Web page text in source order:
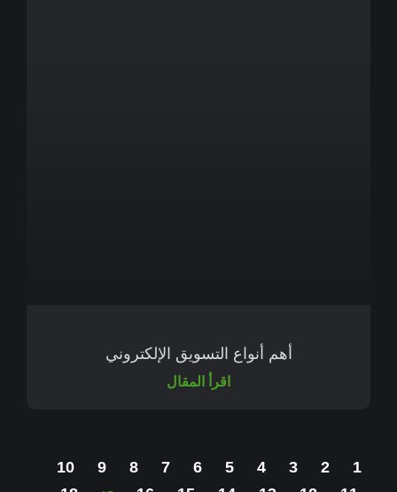
أهم أنواع التسويق الإلكتروني
اقرأ المقال
1
2
3
4
5
6
7
8
9
10